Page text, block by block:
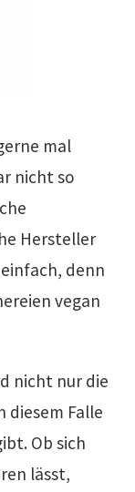
mal
nicht so
Hersteller
denn
vegan
nicht nur die
Falle
Ob sich
lässt,